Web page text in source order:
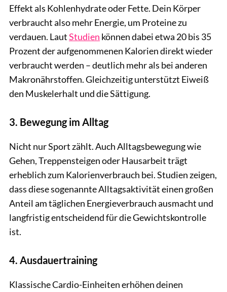
Effekt als Kohlenhydrate oder Fette. Dein Körper
verbraucht also mehr Energie, um Proteine zu
verdauen. LautStudien können dabei etwa 20 bis 35
Prozent der aufgenommenen Kalorien direkt wieder
verbraucht werden – deutlich mehr als bei anderen
Makronährstoffen. Gleichzeitig unterstützt Eiweiß
den Muskelerhalt und die Sättigung.
3. Bewegung im Alltag
Nicht nur Sport zählt. Auch Alltagsbewegung wie
Gehen, Treppensteigen oder Hausarbeit trägt
erheblich zum Kalorienverbrauch bei. Studien zeigen,
dass diese sogenannte Alltagsaktivität einen großen
Anteil am täglichen Energieverbrauch ausmacht und
langfristig entscheidend für die Gewichtskontrolle
ist.
4. Ausdauertraining
Klassische Cardio-Einheiten erhöhen deinen